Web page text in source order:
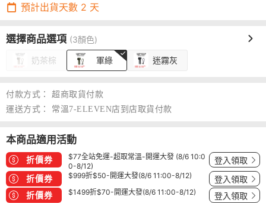
預計出貨天數 2 天
選擇商品選項 (3顏色)
奶茶棕 軍綠 迷霧灰
付款方式：
超商取貨付款
運送方式：
常溫7-ELEVEN店到店取貨付款
本商品適用活動
折價券
$77全站免運-超取常溫-開運大發 (8/6 10:0
0-8/12)
登入領取
折價券 $999折$50-開運大發(8/6 11:00-8/12) 登入領取
折價券 $1499折$70-開運大發(8/6 11:00-8/12) 登入領取